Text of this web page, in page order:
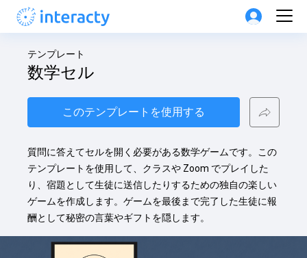
テンプレート
数学セル
このテンプレートを使用する
質問に答えてセルを開く必要がある数学ゲームです。この
テンプレートを使用して、クラスや Zoom でプレイした
り、宿題として生徒に送信したりするための独自の楽しい
ゲームを作成します。ゲームを最後まで完了した生徒に報
酬として秘密の言葉やギフトを隠します。